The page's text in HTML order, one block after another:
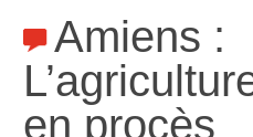
Amiens :
en procès